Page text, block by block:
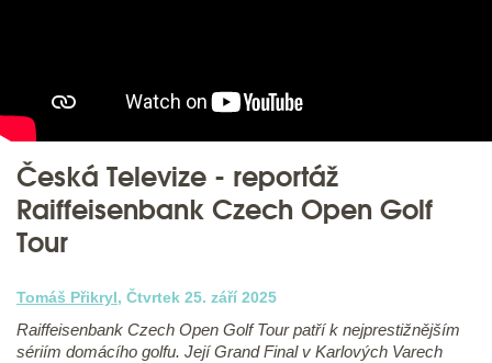
Česká Televize - reportáž
Raiffeisenbank Czech Open Golf
Tour
Tomáš Přikryl, Čtvrtek 25. září 2025
Raiffeisenbank Czech Open Golf Tour patří k nejprestižnějším
sériím domácího golfu. Její Grand Final v Karlových Varech